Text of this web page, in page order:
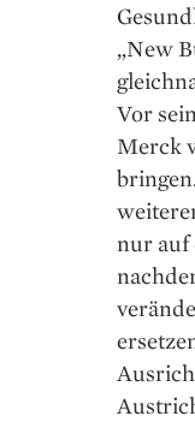
„New
Vor
Merck
nur auf